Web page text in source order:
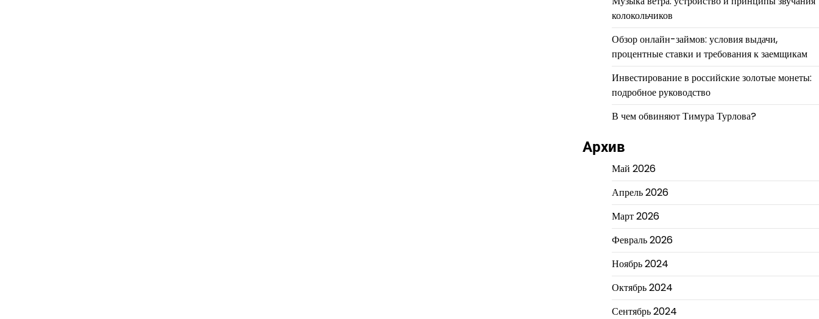
колокольчиков
Обзор онлайн-займов: условия выдачи,
процентные ставки и требования к заемщикам
Инвестирование в российские золотые монеты:
подробное руководство
В чем обвиняют Тимура Турлова?
Архив
Май 2026
Апрель 2026
Март 2026
Февраль 2026
Ноябрь 2024
Октябрь 2024
Сентябрь 2024